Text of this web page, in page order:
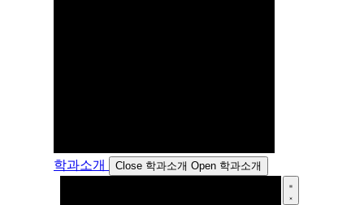
학과소개 Close 학과소개 Open 학과소개